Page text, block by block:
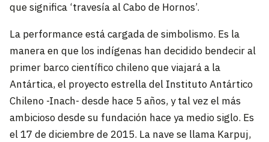
que significa ‘travesía al Cabo de Hornos’.
La performance está cargada de simbolismo. Es la
manera en que los indígenas han decidido bendecir al
primer barco científico chileno que viajará a la
Antártica, el proyecto estrella del Instituto Antártico
Chileno -Inach- desde hace 5 años, y tal vez el más
ambicioso desde su fundación hace ya medio siglo. Es
el 17 de diciembre de 2015. La nave se llama Karpuj,